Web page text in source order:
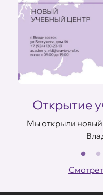
Открытие
Мы открыли новый